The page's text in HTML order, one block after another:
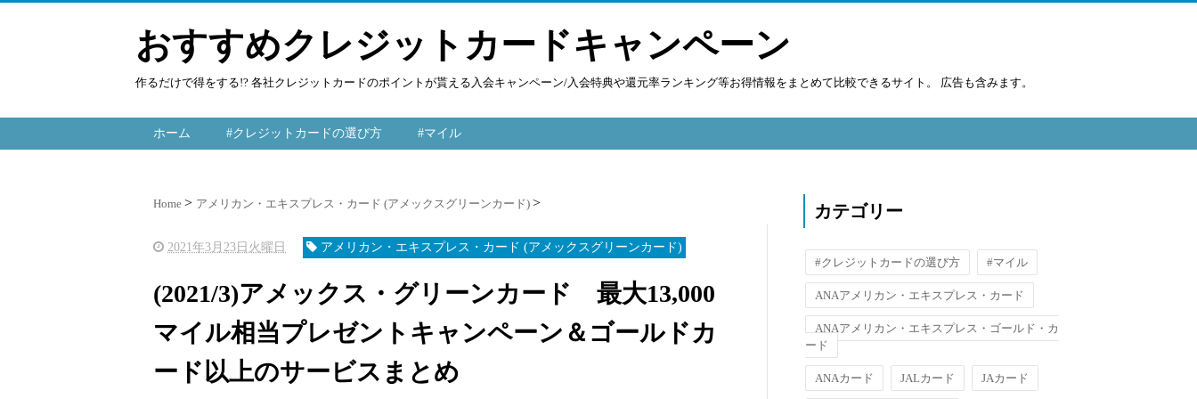
おすすめクレジットカードキャンペーン
作るだけで得をする!? 各社クレジットカードのポイントが貰える入会キャンペーン/入会特典や還元率ランキング等お得情報をまとめて比較できるサイト。 広告も含みます。
ホーム #クレジットカードの選び方 #マイル
Home アメリカン・エキスプレス・カード (アメックスグリーンカード)
2021年3月23日火曜日 アメリカン・エキスプレス・カード (アメックスグリーンカード)
(2021/3)アメックス・グリーンカード 最大13,000
マイル相当プレゼントキャンペーン＆ゴールドカ
ード以上のサービスまとめ
カテゴリー
#クレジットカードの選び方 #マイル
ANAアメリカン・エキスプレス・カード
ANAアメリカン・エキスプレス・ゴールド・カ
ード
ANAカード JALカード JAカード